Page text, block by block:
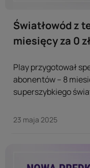
Światłowód z
miesięcy za 0
Play przygotował
abonentów – 8
superszybkiego
212 kanałów oraz
23 maja 2025